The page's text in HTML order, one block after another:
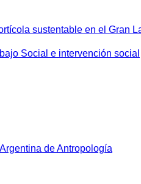
sustentable en el Gran
Social e intervención social
de Antropología